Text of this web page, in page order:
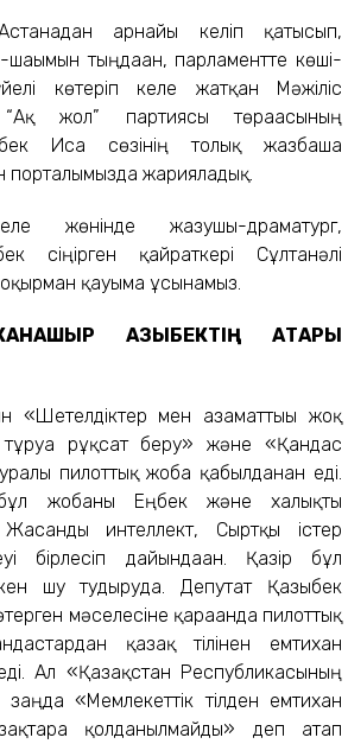
арнайы келіп қатысып,
тыңдаған, парламентте көші-
көтеріп келе жатқан Мәжіліс
жол” партиясы төрағасының
Иса сөзінің толық жазбаша
порталымызда жарияладық.
жөнінде жазушы-драматург,
сіңірген қайраткері Сұлтанәлі
оқырман қауымға ұсынамыз.
ҚАЗЫБЕКТІҢ ҚАТАРЫ
«Шетелдіктер мен азаматтығы жоқ
тұруға рұқсат беру» және «Қандас
пилоттық жоба қабылданған еді.
бұл жобаны Еңбек және халықты
Жасанды интеллект, Сыртқы істер
бірлесіп дайындаған. Қазір бұл
шу тудыруда. Депутат Қазыбек
мәселесіне қарағанда пилоттық
қазақ тілінен емтихан
Ал «Қазақстан Республикасының
заңда «Мемлекеттік тілден емтихан
қолданылмайды» деп атап